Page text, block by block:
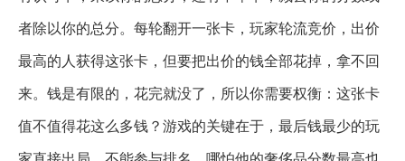
者除以你的总分。每轮翻开一张卡，玩家轮流竞价，出价
最高的人获得这张卡，但要把出价的钱全部花掉，拿不回
来。钱是有限的，花完就没了，所以你需要权衡：这张卡
值不值得花这么多钱？游戏的关键在于，最后钱最少的玩